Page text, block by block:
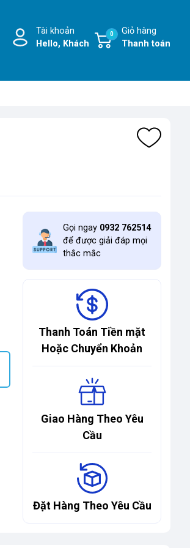
Tài khoản
Hello, Khách
Giỏ hàng
Thanh toán
0
Gọi ngay 0932 762514
để được giải đáp mọi
thắc mắc
Thanh Toán Tiền mặt
Hoặc Chuyển Khoản
Giao Hàng Theo Yêu
Cầu
Đặt Hàng Theo Yêu Cầu